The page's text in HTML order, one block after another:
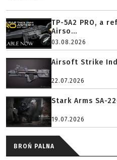
TP-5A2 PRO, a
Airso...
03.08.2026
Airsoft Strike
22.07.2026
Stark Arms SA-
19.07.2026
BROŃ PALNA